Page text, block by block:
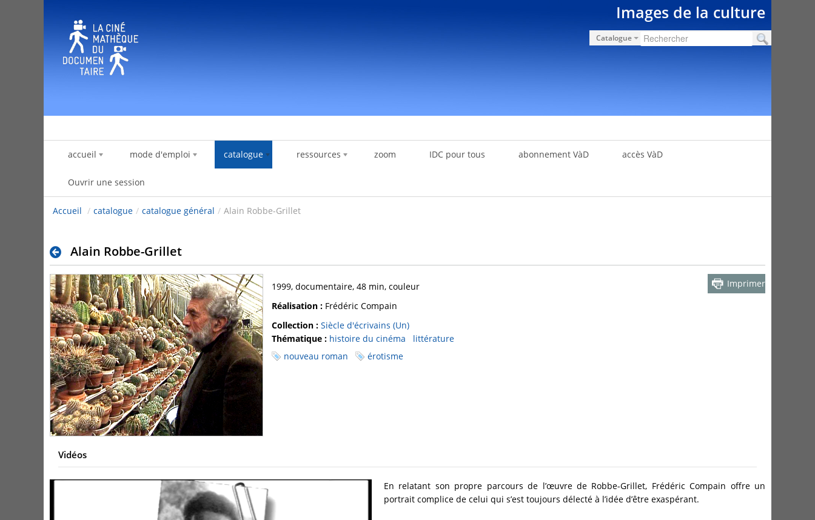
Images de la culture
Catalogue
accueil mode d'emploi catalogue ressources zoom IDC pour tous abonnement VàD accès VàD
Ouvrir une session
Accueil / catalogue / catalogue général / Alain Robbe-Grillet
Alain Robbe-Grillet
Imprimer
1999, documentaire, 48 min, couleur
Réalisation : Frédéric Compain
Collection : Siècle d'écrivains (Un)
Thématique : histoire du cinéma
littérature
nouveau roman
érotisme
Vidéos
En relatant son propre parcours de l’œuvre de Robbe-Grillet, Frédéric Compain offre un
portrait complice de celui qui s’est toujours délecté à l’idée d’être exaspérant.